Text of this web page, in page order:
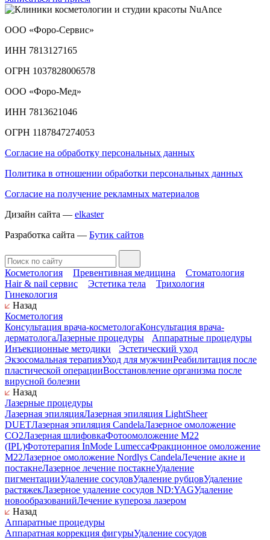
ООО «Форо-Сервис»
ИНН 7813127165
ОГРН 1037828006578
ООО «Форо-Мед»
ИНН 7813621046
ОГРН 1187847274053
Согласие на обработку персональных данных
Политика в отношении обработки персональных данных
Согласие на получение рекламных материалов
Дизайн сайта — elkaster
Разработка сайта — Бутик сайтов
Косметология Превентивная медицина
Стоматология
Hair & nail сервис
Эстетика тела
Трихология
Гинекология
Назад
Косметология
Консультация врача-косметологаКонсультация врача-
дерматологаЛазерные процедуры
Аппаратные процедуры
Инъекционные методики
Эстетический уход
Экзосомальная терапияУход для мужчинРеабилитация после
пластической операцииВосстановление организма после
вирусной болезни
Назад
Лазерные процедуры
Лазерная эпиляцияЛазерная эпиляция LightSheer
DUETЛазерная эпиляция CandelaЛазерное омоложение
СО2Лазерная шлифовкаФотоомоложение M22
(IPL)Фототерапия InMode LumeccaФракционное омоложение
M22Лазерное омоложение Nordlys CandelaЛечение акне и
постакнеЛазерное лечение постакнеУдаление
пигментацииУдаление сосудовУдаление рубцовУдаление
растяжекЛазерное удаление сосудов ND:YAGУдаление
новообразованийЛечение купероза лазером
Назад
Аппаратные процедуры
Аппаратная коррекция фигурыУдаление сосудов